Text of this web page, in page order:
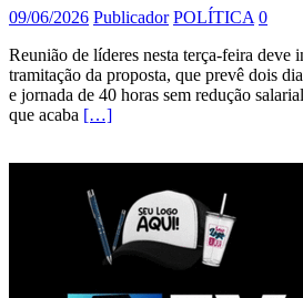
09/06/2026 Publicador POLÍTICA 0
Reunião de líderes nesta terça-feira deve
tramitação da proposta, que prevê dois
e jornada de 40 horas sem redução
que acaba […]